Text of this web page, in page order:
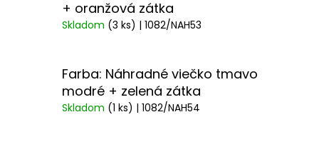
+ oranžová zátka
Skladom (3 ks) | 1082/NAH53
Farba: Náhradné viečko tmavo
modré + zelená zátka
Skladom (1 ks) | 1082/NAH54